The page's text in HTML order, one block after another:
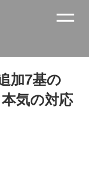
加7基の
気の対応